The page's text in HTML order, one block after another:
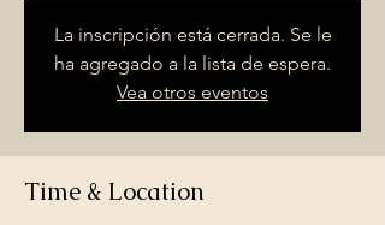
La inscripción está cerrada. Se le
ha agregado a la lista de espera.
Vea otros eventos
Time & Location